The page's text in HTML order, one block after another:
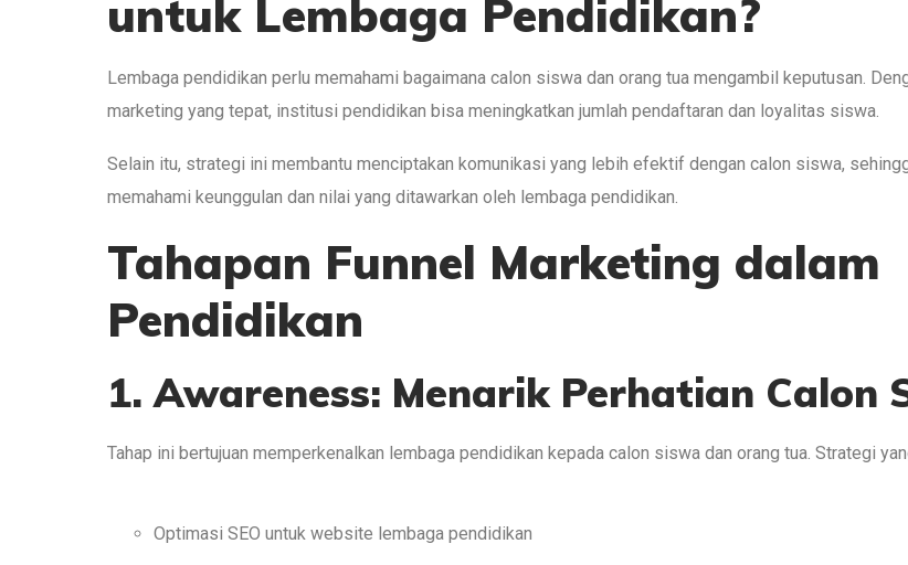
untuk Lembaga Pendidikan?
Lembaga pendidikan perlu memahami bagaimana calon siswa dan orang tua mengambil keputusan.
marketing yang tepat, institusi pendidikan bisa meningkatkan jumlah pendaftaran dan loyalitas siswa.
Selain itu, strategi ini membantu menciptakan komunikasi yang lebih efektif dengan calon siswa,
memahami keunggulan dan nilai yang ditawarkan oleh lembaga pendidikan.
Tahapan Funnel Marketing dalam
Pendidikan
1. Awareness: Menarik Perhatian Calon
Tahap ini bertujuan memperkenalkan lembaga pendidikan kepada calon siswa dan orang tua. Strategi
Optimasi SEO untuk website lembaga pendidikan